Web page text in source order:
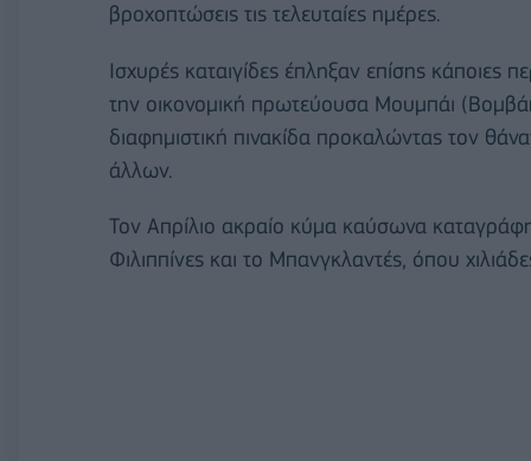
βροχοπτώσεις τις τελευταίες ημέρες.
Ισχυρές καταιγίδες έπληξαν επίσης
την οικονομική πρωτεύουσα Μουμπάι
διαφημιστική πινακίδα προκαλώντας τον
άλλων.
Τον Απρίλιο ακραίο κύμα καύσωνα
Φιλιππίνες και το Μπανγκλαντές, όπου